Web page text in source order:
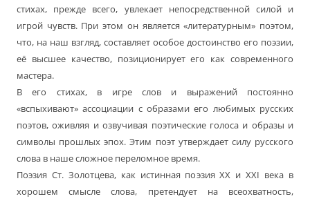
стихах, прежде всего, увлекает непосредственной силой и
игрой чувств. При этом он является «литературным» поэтом,
что, на наш взгляд, составляет особое достоинство его поэзии,
её высшее качество, позиционирует его как современного
мастера.
В его стихах, в игре слов и выражений постоянно
«вспыхивают» ассоциации с образами его любимых русских
поэтов, оживляя и озвучивая поэтические голоса и образы и
символы прошлых эпох. Этим поэт утверждает силу русского
слова в наше сложное переломное время.
Поэзия Ст. Золотцева, как истинная поэзия ХХ и XXI века в
хорошем смысле слова, претендует на всеохватность,